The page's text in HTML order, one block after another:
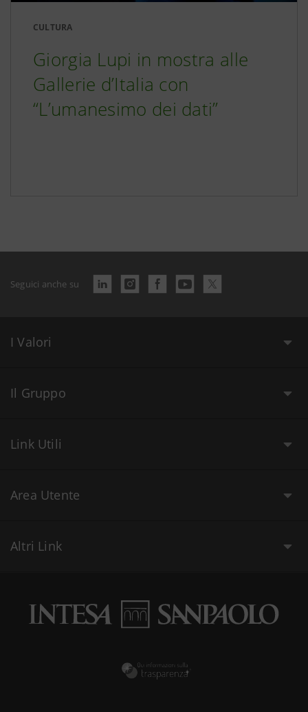
CULTURA
Giorgia Lupi in mostra alle
Gallerie d’Italia con
“L’umanesimo dei dati”
Seguici anche su
I Valori
Il Gruppo
Link Utili
Area Utente
Altri Link